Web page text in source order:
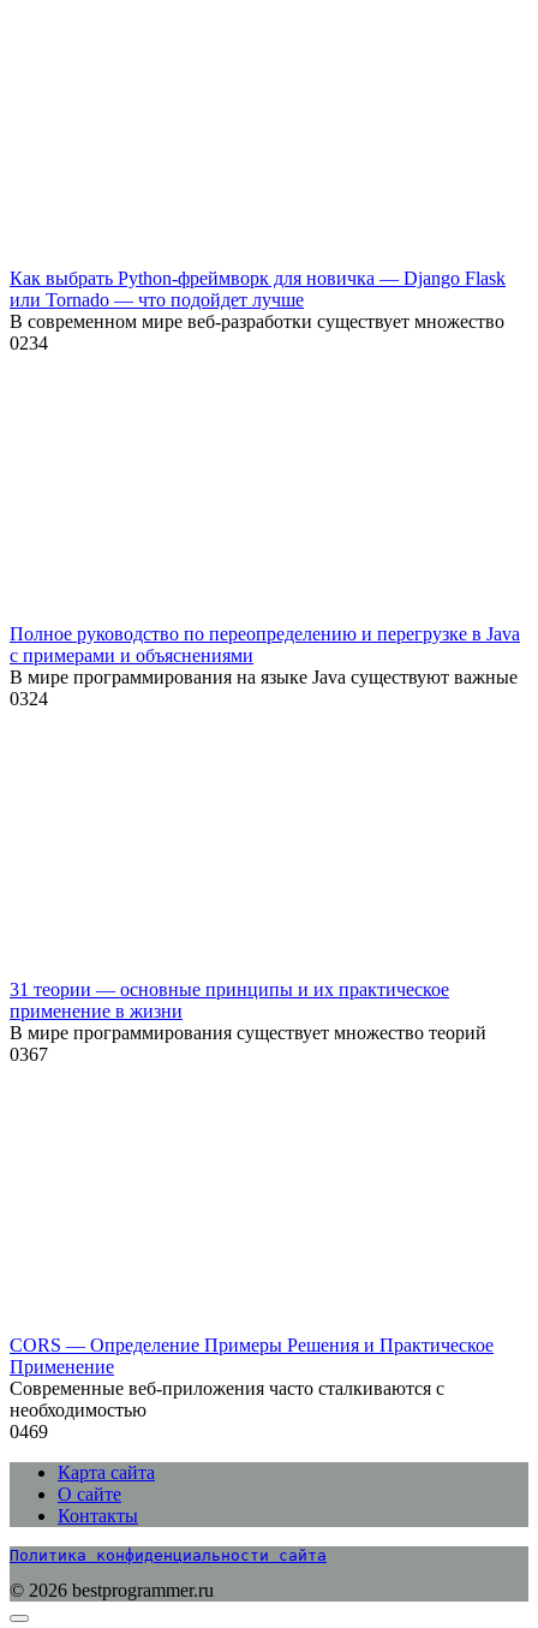
Как выбрать Python-фреймворк для новичка — Django Flask
или Tornado — что подойдет лучше
В современном мире веб-разработки существует множество
0234
Полное руководство по переопределению и перегрузке в Java
с примерами и объяснениями
В мире программирования на языке Java существуют важные
0324
31 теории — основные принципы и их практическое
применение в жизни
В мире программирования существует множество теорий
0367
CORS — Определение Примеры Решения и Практическое
Применение
Современные веб-приложения часто сталкиваются с
необходимостью
0469
Карта сайта
О сайте
Контакты
Политика конфиденциальности сайта
© 2026 bestprogrammer.ru